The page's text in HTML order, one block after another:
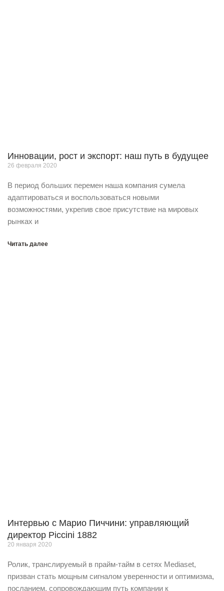
Инновации, рост и экспорт: наш путь в будущее
26 февраля 2020
В период больших перемен наша компания сумела
адаптироваться и воспользоваться новыми
возможностями, укрепив свое присутствие на мировых
рынках и
Читать далее
Интервью с Марио Пиччини: управляющий
директор Piccini 1882
20 января 2020
Ролик, транслируемый в прайм-тайм в сетях Mediaset,
призван стать мощным сигналом уверенности и оптимизма,
посланием, сопровождающим путь компании к